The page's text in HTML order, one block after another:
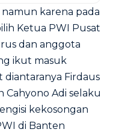
namun karena pada
Ketua PWI Pusat
dan anggota
ikut masuk
Firdaus
Cahyono Adi selaku
kekosongan
di Banten